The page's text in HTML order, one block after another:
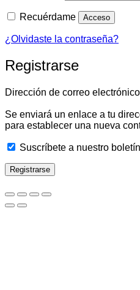
Recuérdame Acceso
¿Olvidaste la contraseña?
Registrarse
Dirección de correo electrónico
Se enviará un enlace a tu
para establecer una nueva
Suscríbete a nuestro boletín
Registrarse